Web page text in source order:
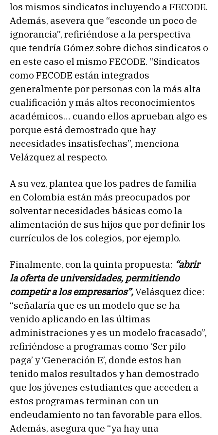
los mismos sindicatos incluyendo a FECODE.
Además, asevera que “esconde un poco de
ignorancia”, refiriéndose a la perspectiva
que tendría Gómez sobre dichos sindicatos o
en este caso el mismo FECODE. “Sindicatos
como FECODE están integrados
generalmente por personas con la más alta
cualificación y más altos reconocimientos
académicos… cuando ellos aprueban algo es
porque está demostrado que hay
necesidades insatisfechas”, menciona
Velázquez al respecto.
A su vez, plantea que los padres de familia
en Colombia están más preocupados por
solventar necesidades básicas como la
alimentación de sus hijos que por definir los
currículos de los colegios, por ejemplo.
Finalmente, con la quinta propuesta: “abrir
la oferta de universidades, permitiendo
competir a los empresarios”,Velásquez dice:
“señalaría que es un modelo que se ha
venido aplicando en las últimas
administraciones y es un modelo fracasado”,
refiriéndose a programas como ‘Ser pilo
paga’ y ‘Generación E’, donde estos han
tenido malos resultados y han demostrado
que los jóvenes estudiantes que acceden a
estos programas terminan con un
endeudamiento no tan favorable para ellos.
Además, asegura que “ya hay una